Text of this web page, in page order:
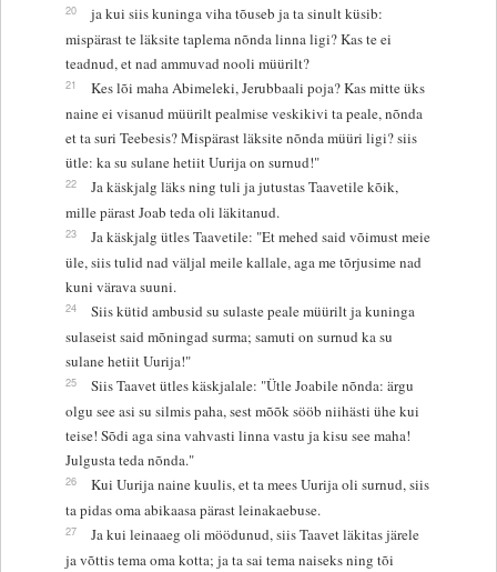
20
ja kui siis kuninga viha tõuseb ja ta sinult küsib:
mispärast te läksite taplema nõnda linna ligi? Kas te ei
teadnud, et nad ammuvad nooli müürilt?
21
Kes lõi maha Abimeleki, Jerubbaali poja? Kas mitte üks
naine ei visanud müürilt pealmise veskikivi ta peale, nõnda
et ta suri Teebesis? Mispärast läksite nõnda müüri ligi? siis
ütle: ka su sulane hetiit Uurija on surnud!"
22
Ja käskjalg läks ning tuli ja jutustas Taavetile kõik,
mille pärast Joab teda oli läkitanud.
23
Ja käskjalg ütles Taavetile: "Et mehed said võimust meie
üle, siis tulid nad väljal meile kallale, aga me tõrjusime nad
kuni värava suuni.
24
Siis kütid ambusid su sulaste peale müürilt ja kuninga
sulaseist said mõningad surma; samuti on surnud ka su
sulane hetiit Uurija!"
25
Siis Taavet ütles käskjalale: "Ütle Joabile nõnda: ärgu
olgu see asi su silmis paha, sest mõõk sööb niihästi ühe kui
teise! Sõdi aga sina vahvasti linna vastu ja kisu see maha!
Julgusta teda nõnda."
26
Kui Uurija naine kuulis, et ta mees Uurija oli surnud, siis
ta pidas oma abikaasa pärast leinakaebuse.
27
Ja kui leinaaeg oli möödunud, siis Taavet läkitas järele
ja võttis tema oma kotta; ja ta sai tema naiseks ning tõi